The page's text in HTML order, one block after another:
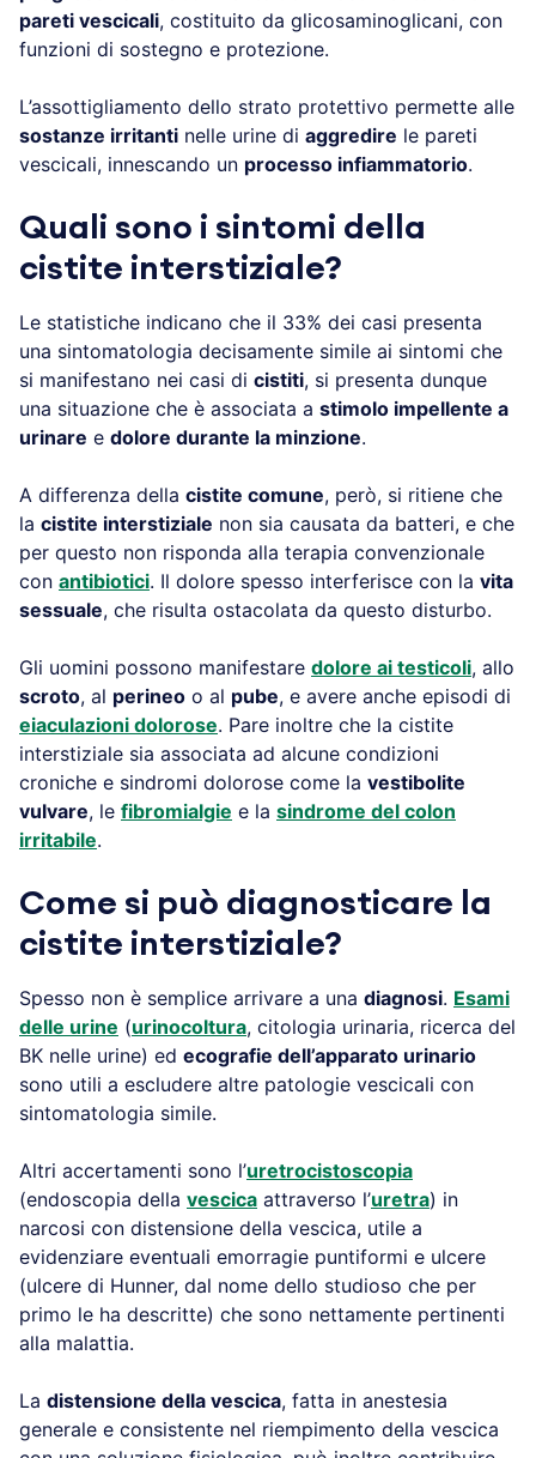
pareti vescicali, costituito da glicosaminoglicani, con
funzioni di sostegno e protezione.
L’assottigliamento dello strato protettivo permette alle
sostanze irritanti nelle urine di aggredire le pareti
vescicali, innescando un processo infiammatorio.
Quali sono i sintomi della
cistite interstiziale?
Le statistiche indicano che il 33% dei casi presenta
una sintomatologia decisamente simile ai sintomi che
si manifestano nei casi di cistiti, si presenta dunque
una situazione che è associata a stimolo impellente a
urinare e dolore durante la minzione.
A differenza della cistite comune, però, si ritiene che
la cistite interstiziale non sia causata da batteri, e che
per questo non risponda alla terapia convenzionale
con antibiotici. Il dolore spesso interferisce con la vita
sessuale, che risulta ostacolata da questo disturbo.
Gli uomini possono manifestare dolore ai testicoli, allo
scroto, al perineo o al pube, e avere anche episodi di
eiaculazioni dolorose. Pare inoltre che la cistite
interstiziale sia associata ad alcune condizioni
croniche e sindromi dolorose come la vestibolite
vulvare, le fibromialgie e la sindrome del colon
irritabile.
Come si può diagnosticare la
cistite interstiziale?
Spesso non è semplice arrivare a una diagnosi. Esami
delle urine (urinocoltura, citologia urinaria, ricerca del
BK nelle urine) ed ecografie dell’apparato urinario
sono utili a escludere altre patologie vescicali con
sintomatologia simile.
Altri accertamenti sono l’uretrocistoscopia
(endoscopia della vescica attraverso l’uretra) in
narcosi con distensione della vescica, utile a
evidenziare eventuali emorragie puntiformi e ulcere
(ulcere di Hunner, dal nome dello studioso che per
primo le ha descritte) che sono nettamente pertinenti
alla malattia.
La distensione della vescica, fatta in anestesia
generale e consistente nel riempimento della vescica